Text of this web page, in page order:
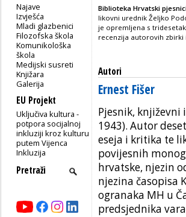
Najave
Izvješća
Mladi glazbenici
Filozofska škola
Komunikološka
škola
Medijski susreti
Knjižara
Galerija
EU Projekt
Uključiva kultura -
potpora socijalnoj
inkluziji kroz kulturu
putem Vijenca
Inkluzija
Biblioteka Hrvatski
likovni urednik Željko
je opremljena s
recenzija autorovih
Autori
Ernest Fišer
Pjesnik,
1943). Autor
eseja i kritika te
povijesnih
hrvatske, njezin
njezina časopisa
ogranaka MH u
predsjednika